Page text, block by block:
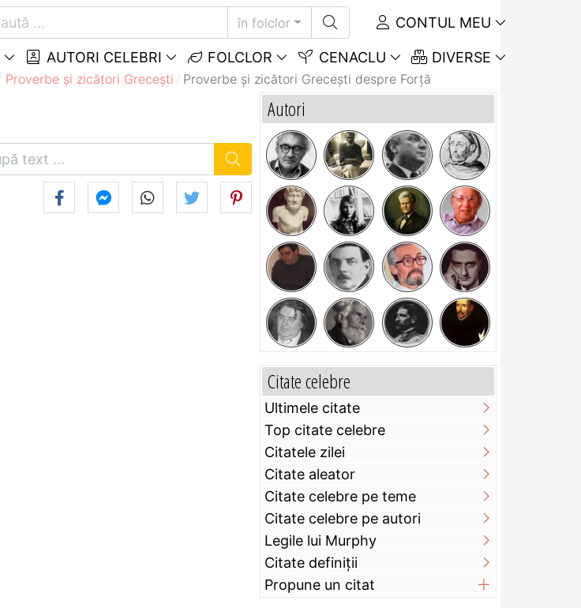
în folclor CONTUL MEU
AUTORI CELEBRI FOLCLOR CENACLU DIVERSE
Proverbe și zicători Greceşti Proverbe și zicători Greceşti despre Forță
Autori
Citate celebre
Ultimele citate
Top citate celebre
Citatele zilei
Citate aleator
Citate celebre pe teme
Citate celebre pe autori
Legile lui Murphy
Citate definiţii
Propune un citat